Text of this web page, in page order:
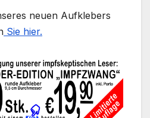
neuen Aufklebers
Sie hier.